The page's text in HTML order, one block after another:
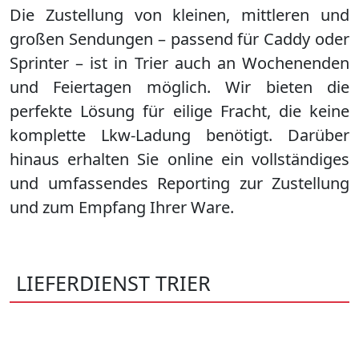
Die Zustellung von kleinen, mittleren und
großen Sendungen – passend für Caddy oder
Sprinter – ist in Trierauch an Wochenenden
und Feiertagen möglich. Wir bieten die
perfekte Lösung für eilige Fracht, die keine
komplette Lkw-Ladung benötigt. Darüber
hinaus erhalten Sie online ein vollständiges
und umfassendes Reporting zur Zustellung
und zum Empfang Ihrer Ware.
LIEFERDIENST TRIER